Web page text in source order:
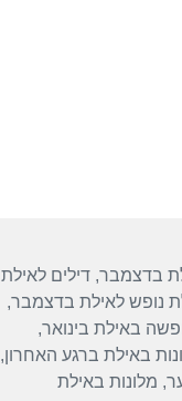
בדצמבר,דילים לאילת
נופש לאילת בדצמבר,
באילת בינואר,
באילת ברגע האחרון,
, מלונות באילת